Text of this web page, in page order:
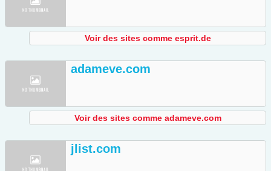
Voir des sites comme esprit.de
adameve.com
Voir des sites comme adameve.com
jlist.com